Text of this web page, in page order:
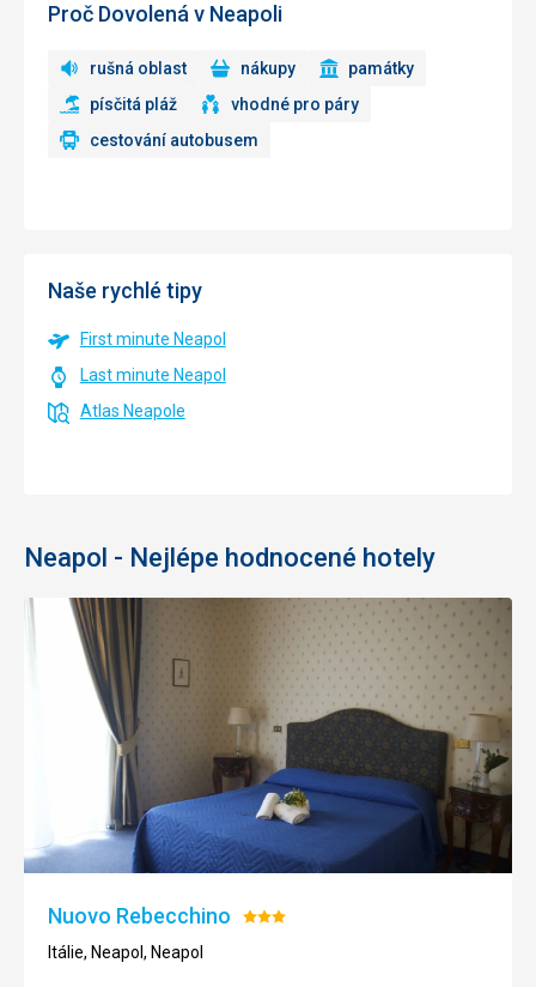
Proč Dovolená v Neapoli
rušná oblast nákupy
památky
písčitá pláž
vhodné pro páry
cestování autobusem
Naše rychlé tipy
First minute Neapol
Last minute Neapol
Atlas Neapole
Neapol - Nejlépe hodnocené hotely
Nuovo Rebecchino Hodnocení:
Itálie, Neapol, Neapol